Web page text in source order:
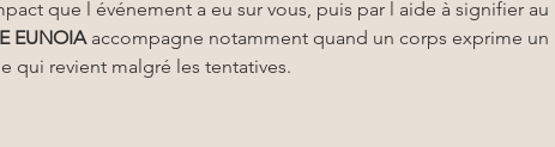
que l événement a eu sur vous, puis par l aide à signifier au
EUNOIA accompagne notamment quand un corps exprime un
qui revient malgré les tentatives.